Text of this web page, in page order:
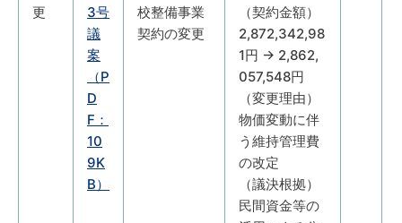
更
3号
議
案
（P
D
F：
10
9K
B）
校整備事業
契約の変更
（契約金額）
2,872,342,98
1円 → 2,862,
057,548円
（変更理由）
物価変動に伴
う維持管理費
の改定
（議決根拠）
民間資金等の